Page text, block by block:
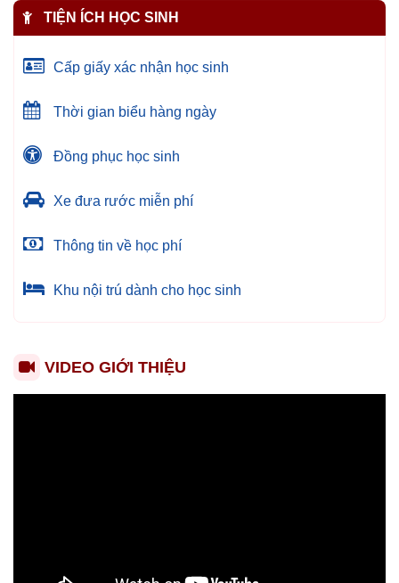
TIỆN ÍCH HỌC SINH
Cấp giấy xác nhận học sinh
Thời gian biểu hàng ngày
Đồng phục học sinh
Xe đưa rước miễn phí
Thông tin về học phí
Khu nội trú dành cho học sinh
VIDEO GIỚI THIỆU